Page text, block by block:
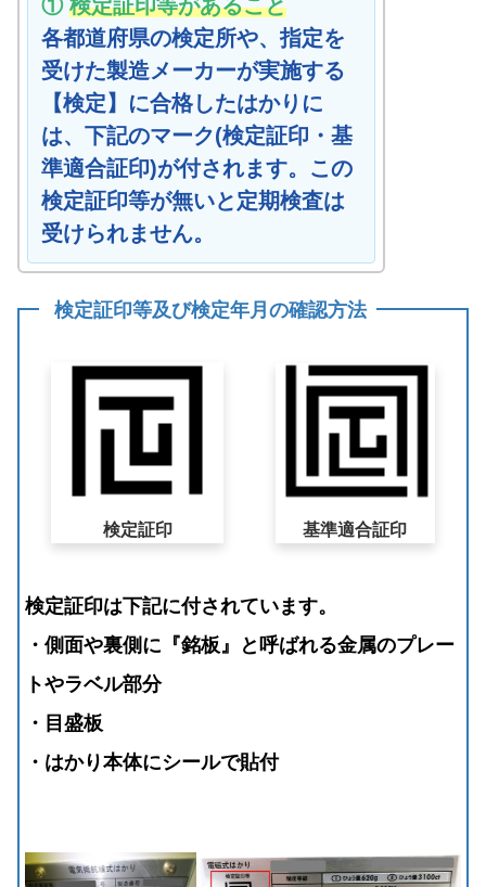
① 検定証印等があること
各都道府県の検定所や、指定を
受けた製造メーカーが実施する
【検定】に合格したはかりに
は、下記のマーク(検定証印・基
準適合証印)が付されます。この
検定証印等が無いと定期検査は
受けられません。
検定証印等及び検定年月の確認方法
検定証印 基準適合証印
検定証印は下記に付されています。
・側面や裏側に『銘板』と呼ばれる金属のプレー
トやラベル部分
・目盛板
・はかり本体にシールで貼付